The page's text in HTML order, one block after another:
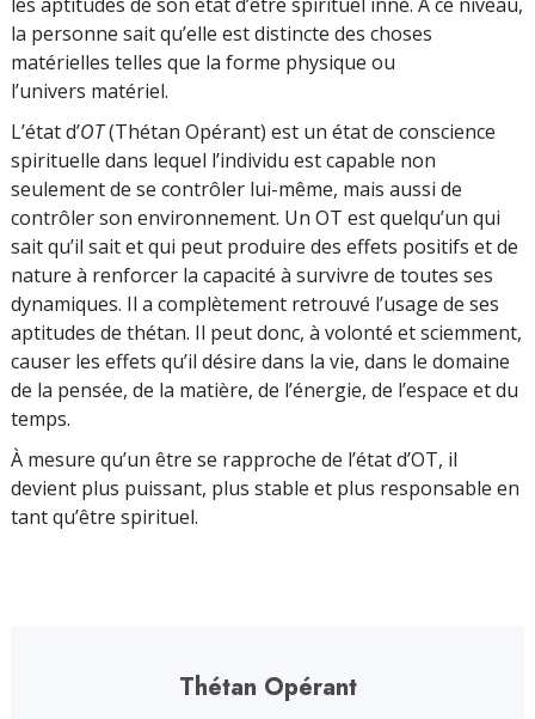
la personne sait qu’elle est distincte des choses
matérielles telles que la forme physique ou
l’univers matériel.
L’état d’OT(Thétan Opérant) est un état de conscience
spirituelle dans lequel l’individu est capable non
seulement de se contrôler lui-même, mais aussi de
contrôler son environnement. Un OT est quelqu’un qui
sait qu’il sait et qui peut produire des effets positifs et de
nature à renforcer la capacité à survivre de toutes ses
dynamiques. Il a complètement retrouvé l’usage de ses
aptitudes de thétan. Il peut donc, à volonté et sciemment,
causer les effets qu’il désire dans la vie, dans le domaine
de la pensée, de la matière, de l’énergie, de l’espace et du
temps.
À mesure qu’un être se rapproche de l’état d’OT, il
devient plus puissant, plus stable et plus responsable en
tant qu’être spirituel.
Thétan Opérant